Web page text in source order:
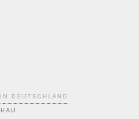
DEUTSCHLAND